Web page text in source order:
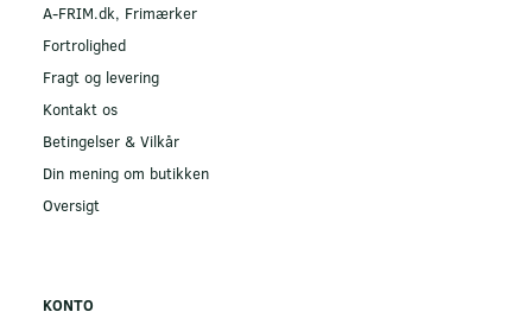
A-FRIM.dk, Frimærker
Fortrolighed
Fragt og levering
Kontakt os
Betingelser & Vilkår
Din mening om butikken
Oversigt
KONTO